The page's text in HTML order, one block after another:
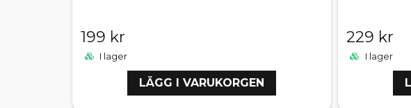
199 kr
I lager
LÄGG I VARUKORGEN
229 kr
I lager